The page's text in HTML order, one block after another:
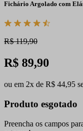
Fichário Argolado com
R$ 119,90
R$ 89,90
ou em 2x de R$ 44,95
Produto esgotado
Preencha os campos